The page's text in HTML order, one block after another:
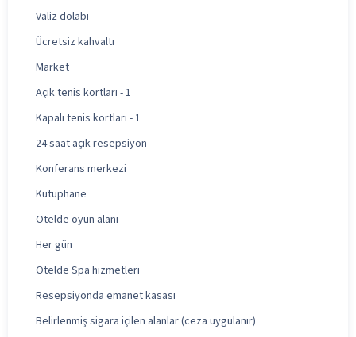
Valiz dolabı
Ücretsiz kahvaltı
Market
Açık tenis kortları - 1
Kapalı tenis kortları - 1
24 saat açık resepsiyon
Konferans merkezi
Kütüphane
Otelde oyun alanı
Her gün
Otelde Spa hizmetleri
Resepsiyonda emanet kasası
Belirlenmiş sigara içilen alanlar (ceza uygulanır)